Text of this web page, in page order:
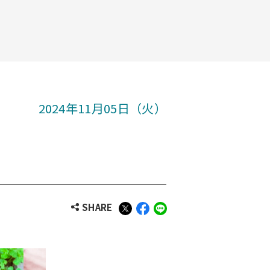
2024年11月05日（火）
SHARE